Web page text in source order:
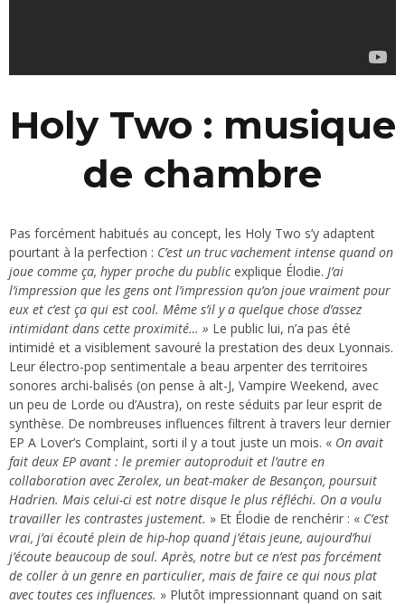
Holy Two : musique
de chambre
Pas forcément habitués au concept, les Holy Two s’y adaptent
pourtant à la perfection : C’est un truc vachement intense quand on
joue comme ça, hyper proche du publicexplique Élodie. J’ai
l’impression que les gens ont l’impression qu’on joue vraiment pour
eux et c’est ça qui est cool. Même s’il y a quelque chose d’assez
intimidant dans cette proximité… » Le public lui, n’a pas été
intimidé et a visiblement savouré la prestation des deux Lyonnais.
Leur électro-pop sentimentale a beau arpenter des territoires
sonores archi-balisés (on pense à alt-J, Vampire Weekend, avec
un peu de Lorde ou d’Austra), on reste séduits par leur esprit de
synthèse. De nombreuses influences filtrent à travers leur dernier
EP A Lover’s Complaint, sorti il y a tout juste un mois. « On avait
fait deux EP avant : le premier autoproduit et l’autre en
collaboration avec Zerolex, un beat-maker de Besançon, poursuit
Hadrien. Mais celui-ci est notre disque le plus réfléchi. On a voulu
travailler les contrastes justement. » Et Élodie de renchérir : « C’est
vrai, j’ai écouté plein de hip-hop quand j’étais jeune, aujourd’hui
j’écoute beaucoup de soul. Après, notre but ce n’est pas forcément
de coller à un genre en particulier, mais de faire ce qui nous plat
avec toutes ces influences. » Plutôt impressionnant quand on sait